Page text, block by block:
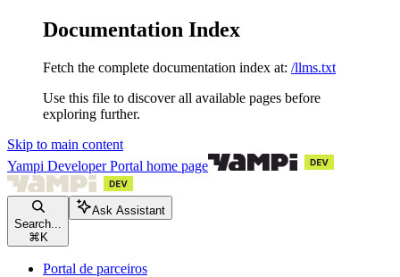
Documentation Index
Fetch the complete documentation index at: /llms.txt
Use this file to discover all available pages before
exploring further.
Skip to main content
Yampi Developer Portal home page
Search...
⌘ K
Ask Assistant
Portal de parceiros